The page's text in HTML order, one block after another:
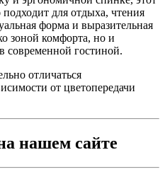
для отдыха, чтения
форма и выразительная
зоной комфорта, но и
современной гостиной.
отличаться
от цветопередачи
нашем сайте